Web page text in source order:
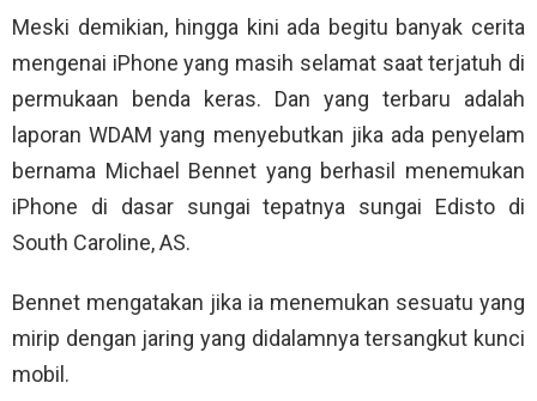
Meski demikian, hingga kini ada begitu banyak cerita
mengenai iPhone yang masih selamat saat terjatuh di
permukaan benda keras. Dan yang terbaru adalah
laporan WDAM yang menyebutkan jika ada penyelam
bernama Michael Bennet yang berhasil menemukan
iPhone di dasar sungai tepatnya sungai Edisto di
South Caroline, AS.
Bennet mengatakan jika ia menemukan sesuatu yang
mirip dengan jaring yang didalamnya tersangkut kunci
mobil.